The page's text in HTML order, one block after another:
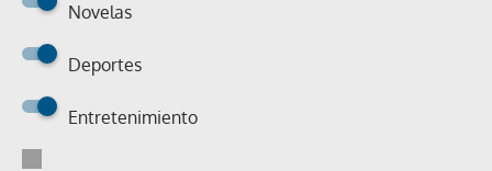
Novelas
Deportes
Entretenimiento